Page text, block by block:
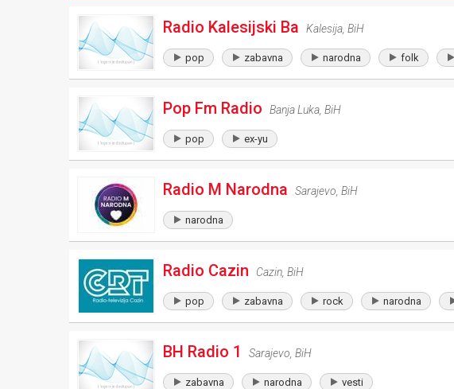
Radio Kalesijski Ba Kalesija BiH
pop zabavna narodna folk
Pop Fm Radio Banja Luka BiH
pop ex-yu
Radio M Narodna Sarajevo BiH
narodna
Radio Cazin Cazin BiH
pop zabavna rock narodna
BH Radio 1 Sarajevo BiH
zabavna narodna vesti